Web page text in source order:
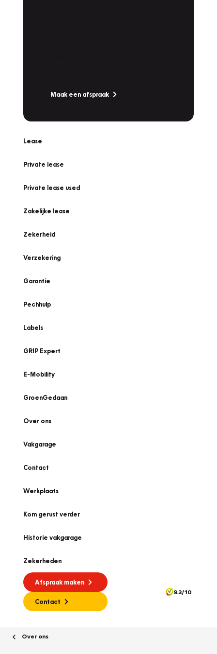
Maak een afspraak
Lease
Private lease
Private lease used
Zakelijke lease
Zekerheid
Verzekering
Garantie
Pechhulp
Labels
GRIP Expert
E-Mobility
GroenGedaan
Over ons
Vakgarage
Contact
Werkplaats
Kom gerust verder
Historie vakgarage
Zekerheden
Afspraak maken
Contact
9.3/10
Over ons